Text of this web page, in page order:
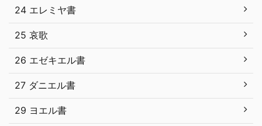
24 エレミヤ書
25 哀歌
26 エゼキエル書
27 ダニエル書
29 ヨエル書